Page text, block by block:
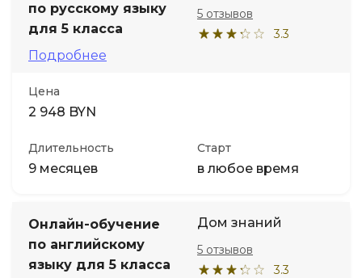
по русскому языку
для 5 класса
Подробнее
3.3
5 отзывов
Цена
2 948 BYN
Длительность
9 месяцев
Старт
в любое время
Онлайн-обучение
по английскому
языку для 5 класса
Дом знаний
3.3
5 отзывов